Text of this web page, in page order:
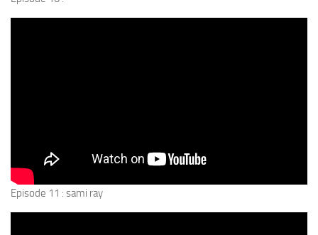
Episode 11 : sami ray